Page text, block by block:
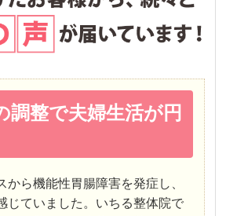
調整で夫婦生活が円
から機能性胃腸障害を発症し、
じていました。いちる整体院で